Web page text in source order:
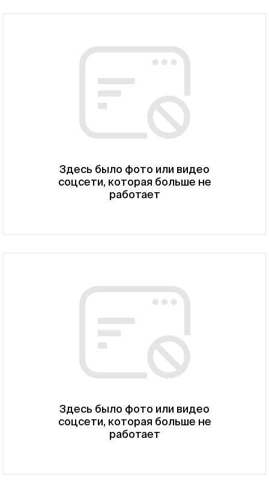
Здесь было фото или видео
соцсети, которая больше не
работает
Здесь было фото или видео
соцсети, которая больше не
работает